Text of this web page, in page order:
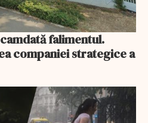
falimentul.
companiei strategice a